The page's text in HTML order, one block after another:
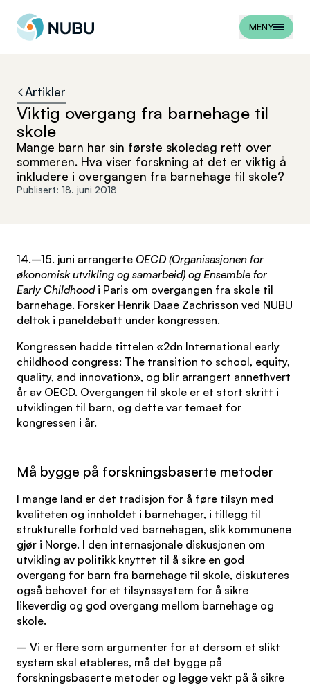
Til forsiden
MENY
Artikler
Viktig overgang fra barnehage til
skole
Mange barn har sin første skoledag rett over
sommeren. Hva viser forskning at det er viktig å
inkludere i overgangen fra barnehage til skole?
Publisert: 18. juni 2018
14.–15. juni arrangerte OECD (Organisasjonen for
økonomisk utvikling og samarbeid) og Ensemble for
Early Childhoodi Paris om overgangen fra skole til
barnehage. Forsker Henrik Daae Zachrisson ved NUBU
deltok i paneldebatt under kongressen.
Kongressen hadde tittelen «2dn International early
childhood congress: The transition to school, equity,
quality, and innovation», og blir arrangert annethvert
år av OECD. Overgangen til skole er et stort skritt i
utviklingen til barn, og dette var temaet for
kongressen i år.
Må bygge på forskningsbaserte metoder
I mange land er det tradisjon for å føre tilsyn med
kvaliteten og innholdet i barnehager, i tillegg til
strukturelle forhold ved barnehagen, slik kommunene
gjør i Norge. I den internasjonale diskusjonen om
utvikling av politikk knyttet til å sikre en god
overgang for barn fra barnehage til skole, diskuteres
også behovet for et tilsynssystem for å sikre
likeverdig og god overgang mellom barnehage og
skole.
– Vi er flere som argumenter for at dersom et slikt
system skal etableres, må det bygge på
forskningsbaserte metoder og legge vekt på å sikre